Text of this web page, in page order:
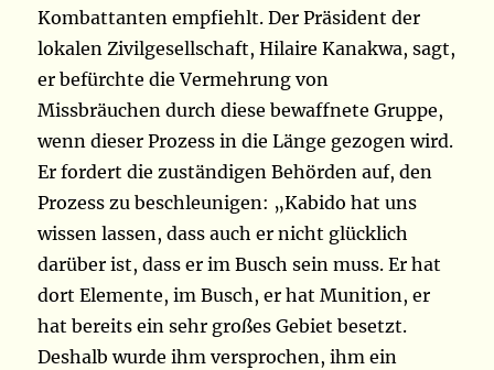
Kombattanten empfiehlt. Der Präsident der
lokalen Zivilgesellschaft, Hilaire Kanakwa, sagt,
er befürchte die Vermehrung von
Missbräuchen durch diese bewaffnete Gruppe,
wenn dieser Prozess in die Länge gezogen wird.
Er fordert die zuständigen Behörden auf, den
Prozess zu beschleunigen: „Kabido hat uns
wissen lassen, dass auch er nicht glücklich
darüber ist, dass er im Busch sein muss. Er hat
dort Elemente, im Busch, er hat Munition, er
hat bereits ein sehr großes Gebiet besetzt.
Deshalb wurde ihm versprochen, ihm ein